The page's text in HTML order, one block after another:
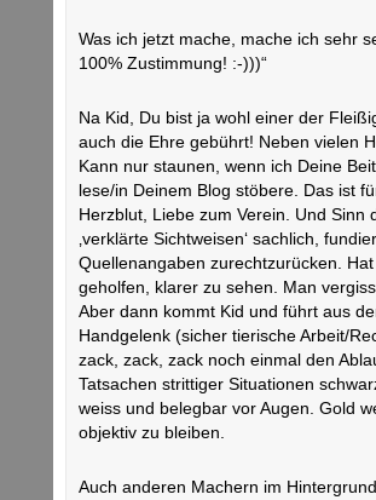
Was ich jetzt mache, mache ich sehr
100% Zustimmung! :-)))“
Na Kid, Du bist ja wohl einer der
auch die Ehre gebührt! Neben vielen
Kann nur staunen, wenn ich Deine
lese/in Deinem Blog stöbere. Das ist
Herzblut, Liebe zum Verein. Und Sinn
‚verklärte Sichtweisen‘ sachlich,
Quellenangaben zurechtzurücken.
geholfen, klarer zu sehen. Man
Aber dann kommt Kid und führt aus
Handgelenk (sicher tierische Arbeit/
zack, zack, zack noch einmal den
Tatsachen strittiger Situationen
weiss und belegbar vor Augen. Gold
objektiv zu bleiben.
Auch anderen Machern im